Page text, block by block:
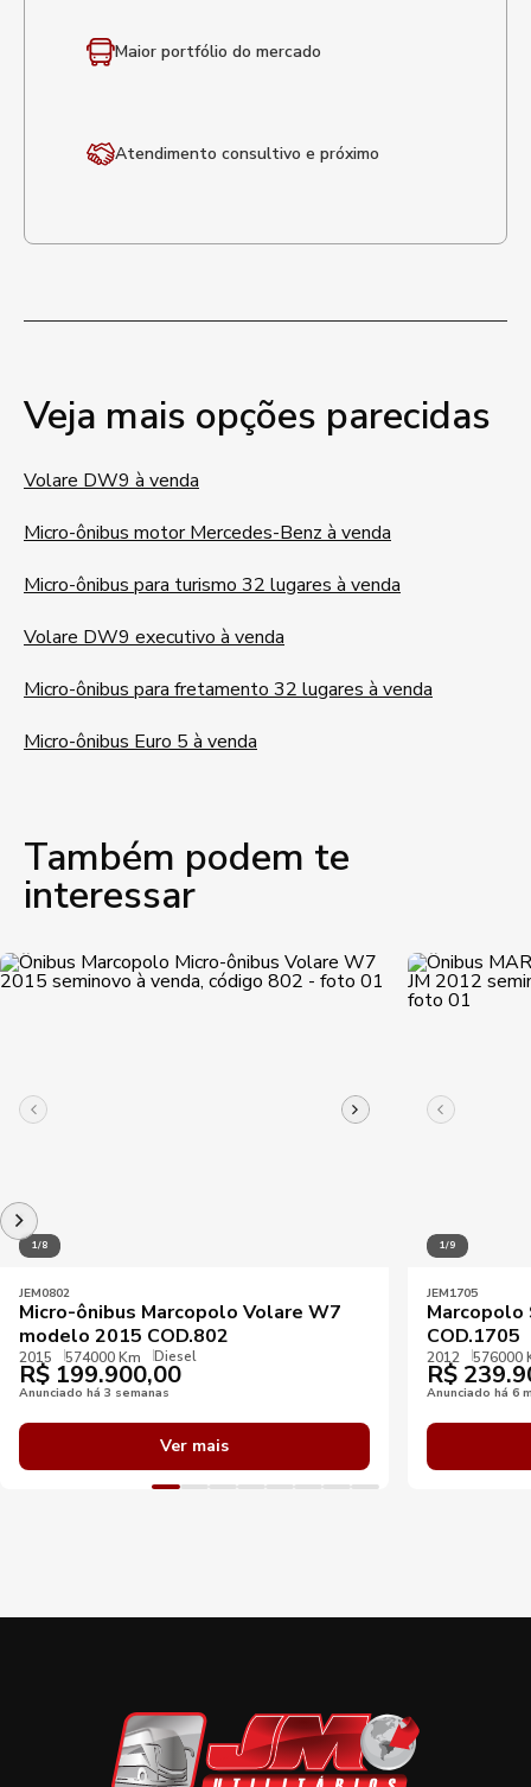
Maior portfólio do mercado
Atendimento consultivo e próximo
Veja mais opções parecidas
Volare DW9 à venda
Micro-ônibus motor Mercedes-Benz à venda
Micro-ônibus para turismo 32 lugares à venda
Volare DW9 executivo à venda
Micro-ônibus para fretamento 32 lugares à venda
Micro-ônibus Euro 5 à venda
Também podem te
interessar
1/8
JEM0802
Micro-ônibus Marcopolo Volare W7
modelo 2015 COD.802
2015 574000 Km Diesel
R$ 199.900,00
Anunciado há 3 semanas
Ver mais
1/9
JEM1705
Marcopolo
COD.1705
2012 576000
R$
Anunciado há 6